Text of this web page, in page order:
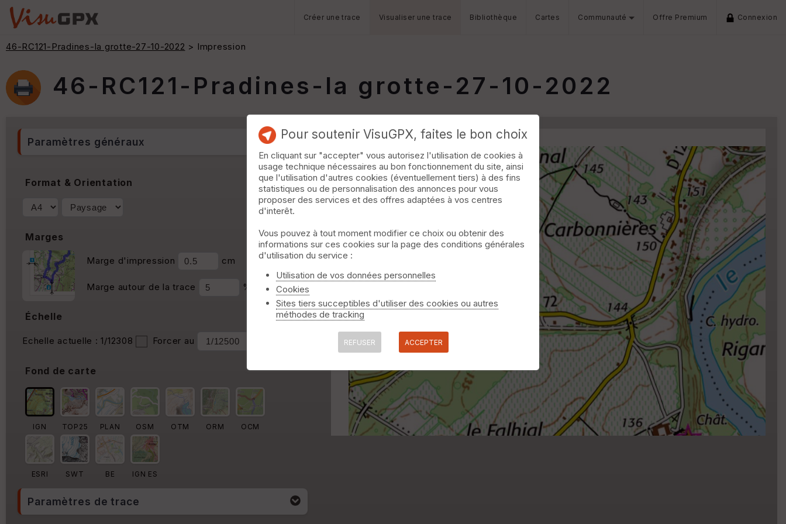
Créer une trace Visualiser une trace Bibliothèque Cartes Communauté Offre Premium Connexion
46-RC121-Pradines-la grotte-27-10-2022 > Impression
46-RC121-Pradines-la grotte-27-10-2022
Paramètres généraux
Format & Orientation
Marges
Marge d'impression cm
Marge autour de la trace %
Échelle
Echelle actuelle : 1/12308 Forcer au
Fond de carte
IGN TOP25 PLAN OSM OTM ORM OCM
ESRI SWT BE IGN ES
Paramètres de trace
Pour soutenir VisuGPX, faites le bon choix
En cliquant sur "accepter" vous autorisez l'utilisation de cookies à
usage technique nécessaires au bon fonctionnement du site, ainsi
que l'utilisation d'autres cookies (éventuellement tiers) à des fins
statistiques ou de personnalisation des annonces pour vous
proposer des services et des offres adaptées à vos centres
d'interêt.
Vous pouvez à tout moment modifier ce choix ou obtenir des
informations sur ces cookies sur la page des conditions générales
d'utilisation du service :
Utilisation de vos données personnelles
Cookies
Sites tiers succeptibles d'utiliser des cookies ou autres
méthodes de tracking
REFUSER ACCEPTER